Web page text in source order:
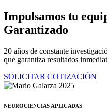
Ir
al
contenido
Impulsamos tu
Garantizado
20 años de constante
que garantiza resultados
SOLICITAR COTIZACIÓN
NEUROCIENCIAS APLICADAS